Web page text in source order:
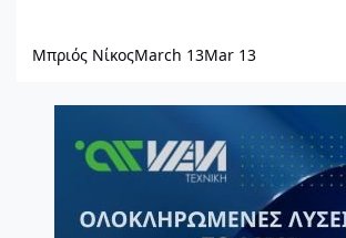
Μπριός ΝίκοςMarch 13Mar 13